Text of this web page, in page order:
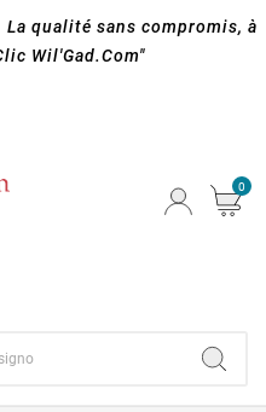
qualité sans compromis, à
Wil'Gad.Com"
0